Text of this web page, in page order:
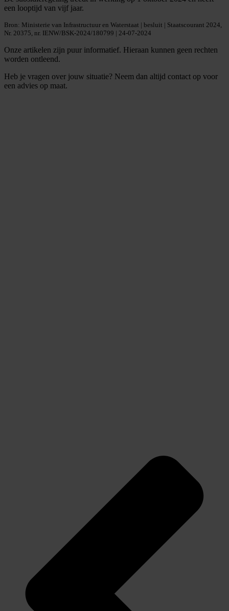
een looptijd van vijf jaar.
Bron: Ministerie van Infrastructuur en Waterstaat | besluit | Staatscourant 2024,
Nr. 20375, nr. IENW/BSK-2024/180799 | 24-07-2024
Onze artikelen zijn puur informatief. Hieraan kunnen geen rechten
worden ontleend.
Heb je vragen over jouw situatie? Neem dan altijd contact op voor
een advies op maat.